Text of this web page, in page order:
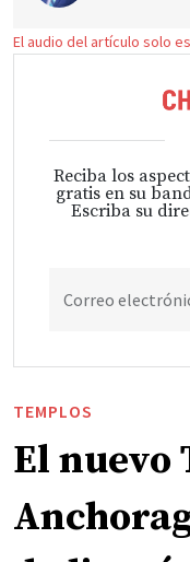
El audio del artículo solo
Reciba los
gratis en su
Escriba su
Correo
TEMPLOS
El nuevo